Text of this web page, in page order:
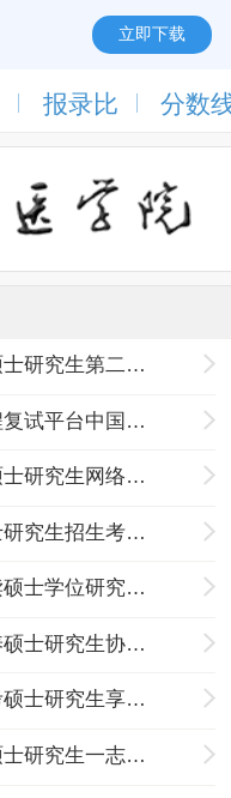
立即下载
报录比 分数
2021年云南中医药大学全日制硕士研究生第二批次网络远程复试通知
2021年云南中医药大学网络远程复试平台中国移动云考场考生使用手册
2021年云南中医药大学全日制硕士研究生网络远程复试通知
2021年云南中医药大学全国硕士研究生招生考试远程网络复试考生须知
2021年云南中医药大学招收攻读硕士学位研究生政治审查表
2021年云南中医药大学定向培养硕士研究生协议书
2021年云南中医药大学关于报考硕士研究生享受少数民族照顾政策的相关说明
2021年云南中医药大学全日制硕士研究生一志愿享受少数民族政策上线学生名单